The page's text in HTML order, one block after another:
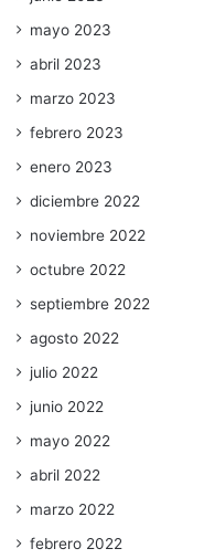
mayo 2023
abril 2023
marzo 2023
febrero 2023
enero 2023
diciembre 2022
noviembre 2022
octubre 2022
septiembre 2022
agosto 2022
julio 2022
junio 2022
mayo 2022
abril 2022
marzo 2022
febrero 2022